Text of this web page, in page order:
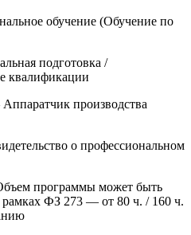
обучение (Обучение по
подготовка /
квалификации
производства
о профессиональном
программы может быть
рамках ФЗ 273 — от 80 ч. / 160 ч.